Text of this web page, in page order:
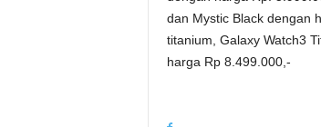
dan Mystic Black dengan
titanium, Galaxy Watch3
harga Rp 8.499.000,-